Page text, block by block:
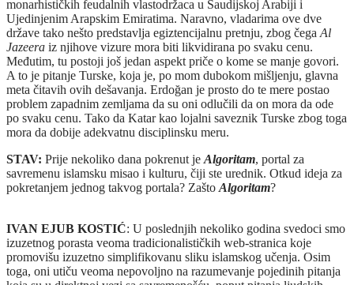
monarhističkih feudalnih vlastodržaca u Saudijskoj Arabiji i
Ujedinjenim Arapskim Emiratima. Naravno, vladarima ove dve
države tako nešto predstavlja egiztencijalnu pretnju, zbog čega Al
Jazeera iz njihove vizure mora biti likvidirana po svaku cenu.
Međutim, tu postoji još jedan aspekt priče o kome se manje govori.
A to je pitanje Turske, koja je, po mom dubokom mišljenju, glavna
meta čitavih ovih dešavanja. Erdoğan je prosto do te mere postao
problem zapadnim zemljama da su oni odlučili da on mora da ode
po svaku cenu. Tako da Katar kao lojalni saveznik Turske zbog toga
mora da dobije adekvatnu disciplinsku meru.
STAV: Prije nekoliko dana pokrenut je Algoritam, portal za
savremenu islamsku misao i kulturu, čiji ste urednik. Otkud ideja za
pokretanjem jednog takvog portala? Zašto Algoritam?
IVAN EJUB KOSTIĆ: U poslednjih nekoliko godina svedoci smo
izuzetnog porasta veoma tradicionalističkih web-stranica koje
promovišu izuzetno simplifikovanu sliku islamskog učenja. Osim
toga, oni utiču veoma nepovoljno na razumevanje pojedinih pitanja